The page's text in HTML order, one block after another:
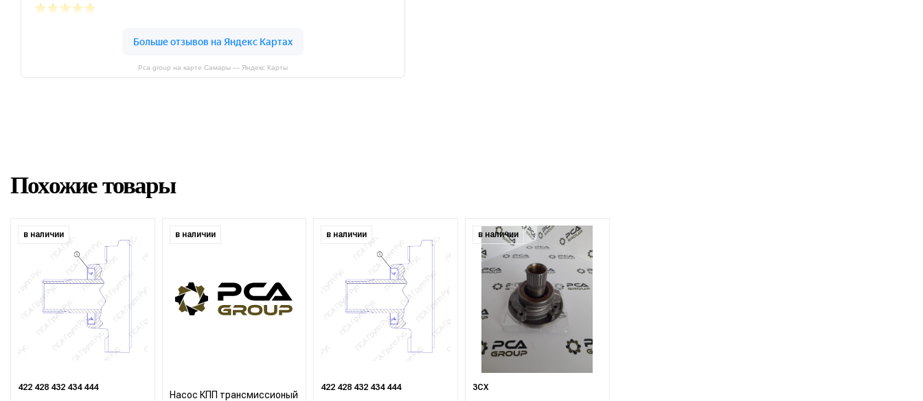
Pca group на карте Самары — Яндекс Карты
Похожие товары
в наличии
422 428 432 434 444
в наличии
Насос КПП трансмиссионый
в наличии
422 428 432 434 444
в наличии
3CX